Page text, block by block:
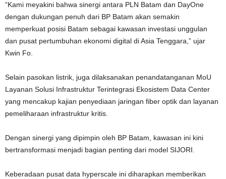
“Kami meyakini bahwa sinergi antara PLN Batam dan DayOne
dengan dukungan penuh dari BP Batam akan semakin
memperkuat posisi Batam sebagai kawasan investasi unggulan
dan pusat pertumbuhan ekonomi digital di Asia Tenggara,” ujar
Kwin Fo.
Selain pasokan listrik, juga dilaksanakan penandatanganan MoU
Layanan Solusi Infrastruktur Terintegrasi Ekosistem Data Center
yang mencakup kajian penyediaan jaringan fiber optik dan layanan
pemeliharaan infrastruktur kritis.
Dengan sinergi yang dipimpin oleh BP Batam, kawasan ini kini
bertransformasi menjadi bagian penting dari model SIJORI.
Keberadaan pusat data hyperscale ini diharapkan memberikan